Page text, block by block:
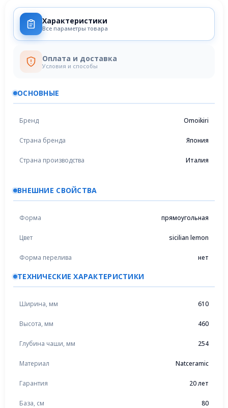
Характеристики
Все параметры товара
Оплата и доставка
Условия и способы
ОСНОВНЫЕ
Бренд Omoikiri
Страна бренда Япония
Страна производства Италия
ВНЕШНИЕ СВОЙСТВА
Форма прямоугольная
Цвет sicilian lemon
Форма перелива нет
ТЕХНИЧЕСКИЕ ХАРАКТЕРИСТИКИ
Ширина, мм 610
Высота, мм 460
Глубина чаши, мм 254
Материал Natceramic
Гарантия 20 лет
База, см 80